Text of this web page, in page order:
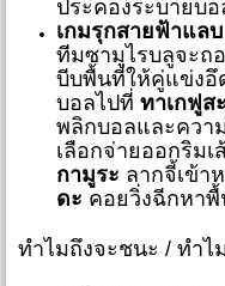
ประคองระบายบ
เกมรุกสายฟ้าแล
ทีมซามูไรบลูจะถ
บีบพื้นที่ให้คู่แข่งอึ
บอลไปที่ ทาเกฟูส
พลิกบอลและควา
เลือกจ่ายออกริมเ
กามูระ ลากจี้เข้า
ดะ คอยวิ่งฉีกหาพื้
ทำไมถึงจะชนะ / ทำไ